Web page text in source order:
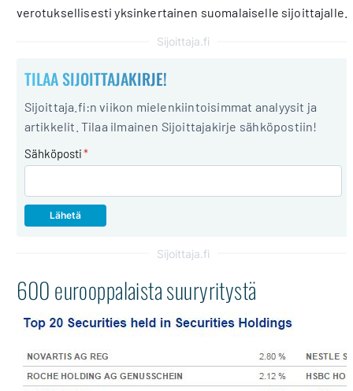
verotuksellisesti yksinkertainen suomalaiselle sijoittajalle.
Sijoittaja.fi
TILAA SIJOITTAJAKIRJE!
Sijoittaja.fi:n viikon mielenkiintoisimmat analyysit ja
artikkelit. Tilaa ilmainen Sijoittajakirje sähköpostiin!
Sähköposti*
Sijoittaja.fi
600 eurooppalaista suuryritystä